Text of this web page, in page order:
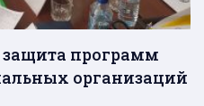
защита программ
организаций